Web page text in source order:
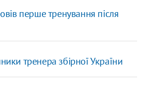
перше тренування після
тренера збірної України